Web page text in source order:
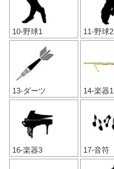
10-野球1 11-野球2
13-ダーツ 14-楽器1
16-楽器3 17-音符